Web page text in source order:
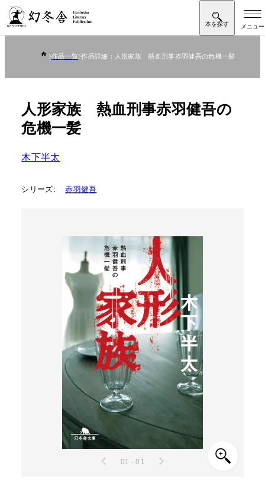
作品一覧 作品詳細：人形家族 熱血刑事赤羽健吾の危機一髪
人形家族 熱血刑事赤羽健吾の
危機一髪
木下半太
シリーズ: 赤羽健吾
01 - 01